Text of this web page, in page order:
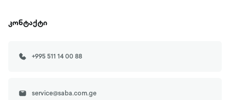
კონტაქტი
+995 511 14 00 88
service@saba.com.ge